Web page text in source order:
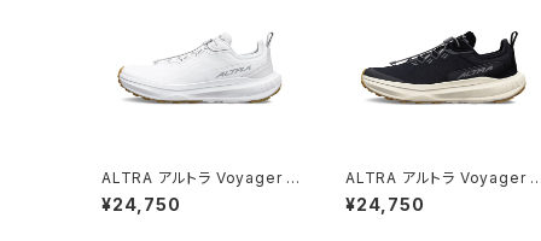
ALTRA アルトラ Voyager W
omen's / White
¥24,750
ALTRA アルトラ Voyager
omen's / Black White
¥24,750